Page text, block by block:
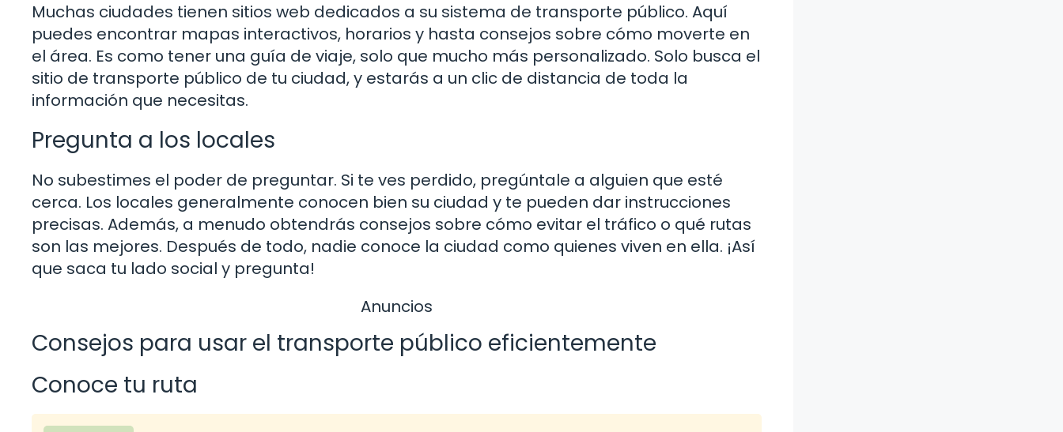
Muchas ciudades tienen sitios web dedicados a su sistema de transporte público. Aquí
puedes encontrar mapas interactivos, horarios y hasta consejos sobre cómo moverte en
el área. Es como tener una guía de viaje, solo que mucho más personalizado. Solo busca el
sitio de transporte público de tu ciudad, y estarás a un clic de distancia de toda la
información que necesitas.
Pregunta a los locales
No subestimes el poder de preguntar. Si te ves perdido, pregúntale a alguien que esté
cerca. Los locales generalmente conocen bien su ciudad y te pueden dar instrucciones
precisas. Además, a menudo obtendrás consejos sobre cómo evitar el tráfico o qué rutas
son las mejores. Después de todo, nadie conoce la ciudad como quienes viven en ella. ¡Así
que saca tu lado social y pregunta!
Anuncios
Consejos para usar el transporte público eficientemente
Conoce tu ruta